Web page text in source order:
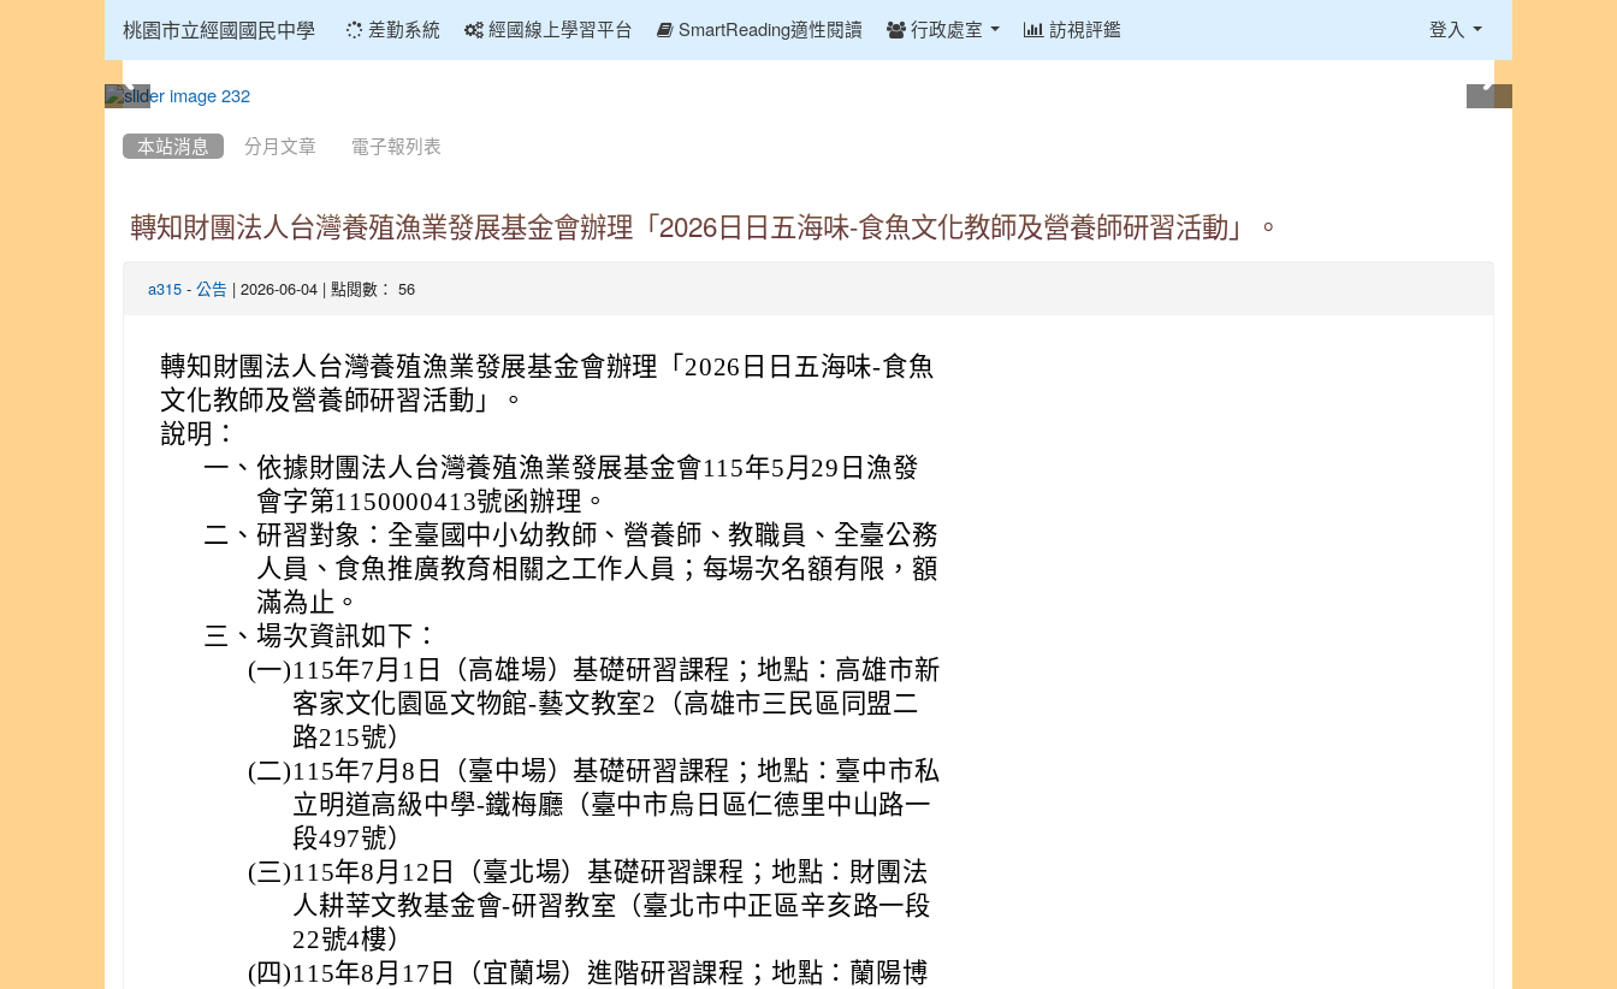
桃園市立經國國民中學 差勤系統 經國線上學習平台 SmartReading適性閱讀 行政處室 訪視評鑑 登入
本站消息 分月文章 電子報列表
轉知財團法人台灣養殖漁業發展基金會辦理「2026日日五海味-食魚文化教師及營養師研習活動」。
a315 - 公告 | 2026-06-04 | 點閱數： 56
轉知財團法人台灣養殖漁業發展基金會辦理「2026日日五海味-食魚
文化教師及營養師研習活動」。
說明：
一、 依據財團法人台灣養殖漁業發展基金會115年5月29日漁發
會字第1150000413號函辦理。
二、 研習對象：全臺國中小幼教師、營養師、教職員、全臺公務
人員、食魚推廣教育相關之工作人員；每場次名額有限，額
滿為止。
三、 場次資訊如下：
(一)115年7月1日（高雄場）基礎研習課程；地點：高雄市新
客家文化園區文物館-藝文教室2（高雄市三民區同盟二
路215號）
(二)115年7月8日（臺中場）基礎研習課程；地點：臺中市私
立明道高級中學-鐵梅廳（臺中市烏日區仁德里中山路一
段497號）
(三)115年8月12日（臺北場）基礎研習課程；地點：財團法
人耕莘文教基金會-研習教室（臺北市中正區辛亥路一段
22號4樓）
(四)115年8月17日（宜蘭場）進階研習課程；地點：蘭陽博